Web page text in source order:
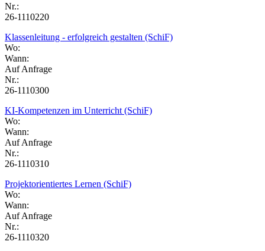
Nr.:
26-1110220
Klassenleitung - erfolgreich gestalten (SchiF)
Wo:
Wann:
Auf Anfrage
Nr.:
26-1110300
KI-Kompetenzen im Unterricht (SchiF)
Wo:
Wann:
Auf Anfrage
Nr.:
26-1110310
Projektorientiertes Lernen (SchiF)
Wo:
Wann:
Auf Anfrage
Nr.:
26-1110320